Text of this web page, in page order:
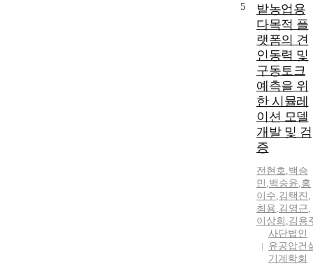
5
밭농업용
다목적 플
랫폼의 견
인동력 및
구동토크
예측을 위
한 시뮬레
이션 모델
개발 및 검
증
전현호,백승
민 ,백승윤,홍
이수,김택진 ,
최용,김영근,
이상희 ,김용
사단법인
유공압건
기계학회